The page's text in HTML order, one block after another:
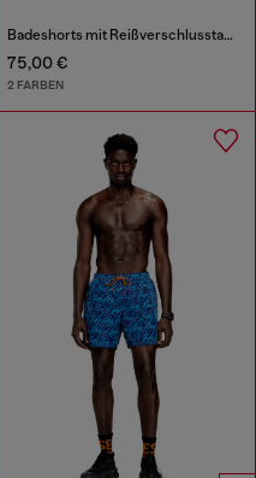
Badeshorts mit Reißverschlusstasche
75,00 €
2 FARBEN